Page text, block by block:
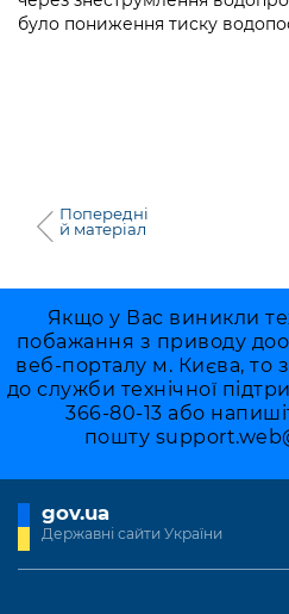
Підприємства, установи,
Безбар'єрність
Портал Захисників та
Важливе під час
Уряд» – місцевий рівень»
Про відкриті дані
було пониження тиску
Попередні
й матеріал
Якщо у Вас виникли
побажання з приводу
веб-порталу м. Києва, то
до служби технічної
366-80-13 або
пошту
gov.ua
Державні сайти України